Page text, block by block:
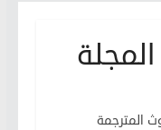
المترجمة